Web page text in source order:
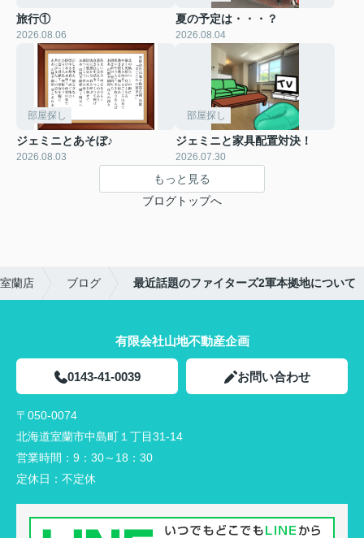
旅行①
2026.08.06
夏の予定は・・・？
2026.08.04
部屋探し
ジェミニとあそぼ♪
2026.08.03
部屋探し
ジェミニと家具配置対決！
2026.07.30
もっと見る
ブログトップへ
蘭店 ブログ 最近話題のファイターズ2軍本拠地について
有限会社山地不動産企画
0143-41-0039 お問い合わせ
〒050-0074
北海道室蘭市中島町１丁目31-14
営業時間： 9：30～18：30
定休日： 不定休